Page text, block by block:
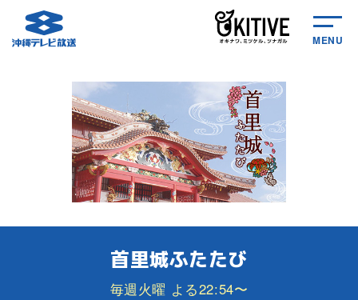
MENU
首里城ふたたび
毎週火曜 よる22:54〜